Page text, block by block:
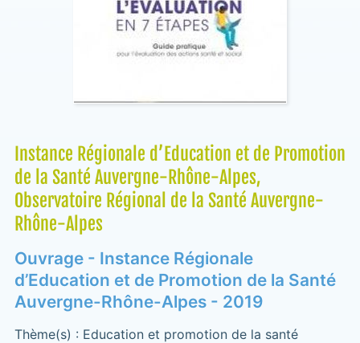
Instance Régionale d’Education et de Promotion
de la Santé Auvergne-Rhône-Alpes,
Observatoire Régional de la Santé Auvergne-
Rhône-Alpes
Ouvrage - Instance Régionale
d’Education et de Promotion de la Santé
Auvergne-Rhône-Alpes - 2019
Thème(s) : Education et promotion de la santé